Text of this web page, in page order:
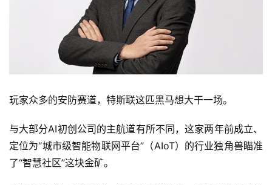
玩家众多的安防赛道，特斯联这匹黑马想大干一场。
与大部分AI初创公司的主航道有所不同，这家两年前成立、
定位为“城市级智能物联网平台”（AIoT）的行业独角兽瞄准
了“智慧社区”这块金矿。